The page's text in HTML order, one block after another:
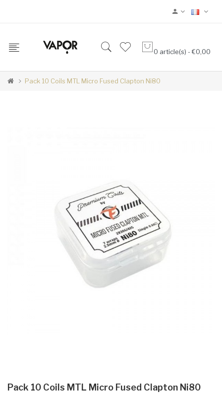
0 article(s) - €0,00
Pack 10 Coils MTL Micro Fused Clapton Ni80
Pack 10 Coils MTL Micro Fused Clapton Ni80